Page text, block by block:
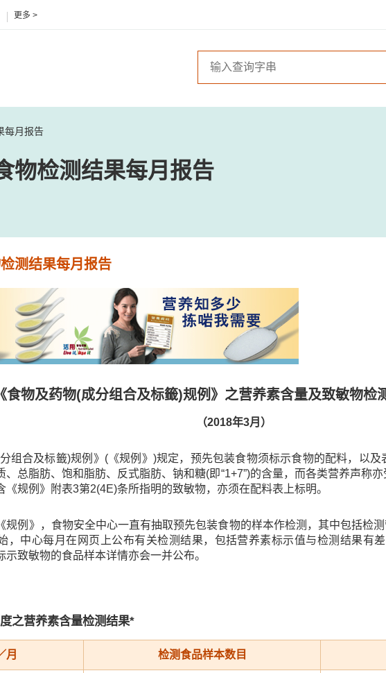
更多 >
每月报告
物检测结果每月报告
测结果每月报告
《食物及药物(成分组合及标籤)规例》之营养素含量及致敏物检
（2018年3月）
分组合及标籤)规例》(《规例》)规定，预先包装食物须标示食物的配料，以
、总脂肪、饱和脂肪、反式脂肪、钠和糖(即“1+7”)的含量，而各类营养声称
《规例》附表3第2(4E)条所指明的致敏物，亦须在配料表上标明。
规例》，食物安全中心一直有抽取预先包装食物的样本作检测，其中包括检
，中心每月在网页上公布有关检测结果，包括营养素标示值与检测结果有
示致敏物的食品样本详情亦会一并公布。
之营养素含量检测结果*
月 检测食品样本数目